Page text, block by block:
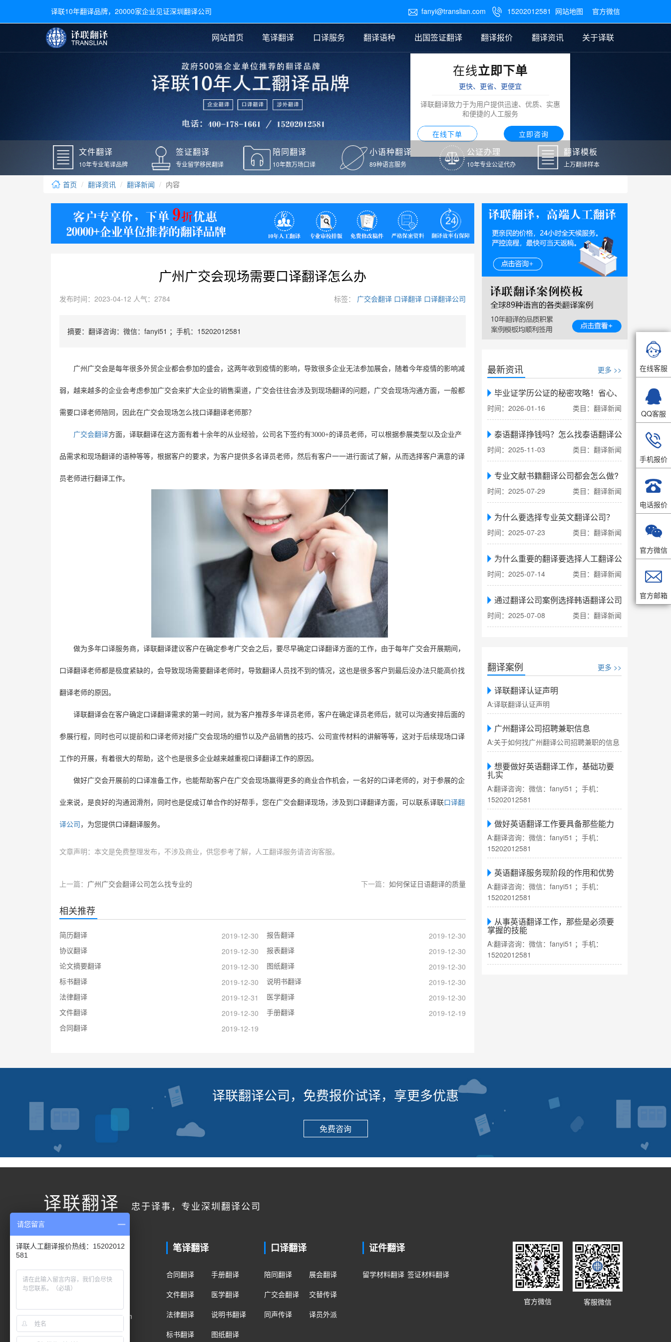
译联10年翻译品牌，20000家企业见证深圳翻译公司  fanyi@translian.com  15202012581 网站地图 官方微信
网站首页 笔译翻译
文件翻译 医学翻译 法律翻译 说明书翻译 图纸翻译
口译服务
广交会翻译 交替传译 同声传译
翻译语种
常用语种翻译
日语翻译
德语翻译
老挝语翻译 泰语翻译
葡萄牙语翻译
出国签证翻译
毕业证翻译
户口本翻译
学位证翻译
身份证翻译
签证材料翻译
银行流水翻译
驾照翻译
疫苗本翻译
新冠疫苗接种证明翻译
核酸检测报告英文版翻
译
翻译报价
笔译翻译报价
证件翻译报价
翻译资讯
公证样本
签证翻译
口译新闻
翻译新闻
关于译联
在线立即下单
更快、更省、更便宜
译联翻译致力于为用户提供迅速、优质、实惠
和便捷的人工服务
在线下单 立即咨询
文件翻译
10年专业笔译品牌
签证翻译
专业留学移民翻译
陪同翻译
10年数万场口译
小语种翻译
89种语言服务
公证办理
10年专业公证代办
翻译模板
上万翻译样本
首页 翻译资讯 翻译新闻 内容
广州广交会现场需要口译翻译怎么办
发布时间：2023-04-12 人气：2784 标签： 广交会翻译口译翻译口译翻译公司
摘要：翻译咨询：微信：fanyi51 ；手机：15202012581
广州广交会是每年很多外贸企业都会参加的盛会，这两年收到疫情的影响，导致很多企业无法参加展会，随着今年疫情的影响减
弱，越来越多的企业会考虑参加广交会来扩大企业的销售渠道，广交会往往会涉及到现场翻译的问题，广交会现场沟通方面，一般都
需要口译老师陪同，因此在广交会现场怎么找口译翻译老师那？
广交会翻译方面，译联翻译在这方面有着十余年的从业经验，公司名下签约有3000+的译员老师，可以根据参展类型以及企业产
品需求和现场翻译的语种等等，根据客户的要求，为客户提供多名译员老师，然后有客户一一进行面试了解，从而选择客户满意的译
员老师进行翻译工作。
做为多年口译服务商，译联翻译建议客户在确定参考广交会之后，要尽早确定口译翻译方面的工作，由于每年广交会开展期间，
口译翻译老师都是极度紧缺的，会导致现场需要翻译老师时，导致翻译人员找不到的情况，这也是很多客户到最后没办法只能高价找
翻译老师的原因。
译联翻译会在客户确定口译翻译需求的第一时间，就为客户推荐多年译员老师，客户在确定译员老师后，就可以沟通安排后面的
参展行程，同时也可以提前和口译老师对接广交会现场的细节以及产品销售的技巧、公司宣传材料的讲解等等，这对于后续现场口译
工作的开展，有着很大的帮助，这个也是很多企业越来越重视口译翻译工作的原因。
做好广交会开展前的口译准备工作，也能帮助客户在广交会现场赢得更多的商业合作机会，一名好的口译老师的，对于参展的企
业来说，是良好的沟通润滑剂，同时也是促成订单合作的好帮手，您在广交会翻译现场，涉及到口译翻译方面，可以联系译联口译翻
译公司 ，为您提供口译翻译服务。
文章声明：本文是免费整理发布，不涉及商业，供您参考了解，人工翻译服务请咨询客服。
上一篇： 广州广交会翻译公司怎么找专业的 下一篇： 如何保证日语翻译的质量
相关推荐
简历翻译 2019-12-30 报告翻译
2019-12-30
协议翻译
2019-12-30 报表翻译
2019-12-30
论文摘要翻译
2019-12-30 图纸翻译
2019-12-30
标书翻译
2019-12-30 说明书翻译
2019-12-30
法律翻译
2019-12-31 医学翻译
2019-12-30
文件翻译
2019-12-30 手册翻译
2019-12-19
合同翻译
2019-12-19
最新资讯 更多 >>
毕业证学历公证的秘密攻略！省心、省力、省时
时间：2026-01-16 类目：翻译新闻
泰语翻译挣钱吗？怎么找泰语翻译公司翻译
时间：2025-11-03 类目：翻译新闻
专业文献书籍翻译公司都会怎么做?
时间：2025-07-29 类目：翻译新闻
为什么要选择专业英文翻译公司？
时间：2025-07-23 类目：翻译新闻
为什么重要的翻译要选择人工翻译公司
时间：2025-07-14 类目：翻译新闻
通过翻译公司案例选择韩语翻译公司
时间：2025-07-08 类目：翻译新闻
翻译案例 更多 >>
译联翻译认证声明
A:译联翻译认证声明
广州翻译公司招聘兼职信息
A:关于如何找广州翻译公司招聘兼职的信息
想要做好英语翻译工作，基础功要
扎实
A:翻译咨询：微信：fanyi51 ；手机：
15202012581
做好英语翻译工作要具备那些能力
A:翻译咨询：微信：fanyi51 ；手机：
15202012581
英语翻译服务现阶段的作用和优势
A:翻译咨询：微信：fanyi51 ；手机：
15202012581
从事英语翻译工作，那些是必须要
掌握的技能
A:翻译咨询：微信：fanyi51 ；手机：
15202012581
译联翻译公司，免费报价试译，享更多优惠
免费咨询
译联翻译 忠于译事，专业深圳翻译公司
联系我们
客户服务
400电话：400-178-1661
Email：fanyi@translian.com
笔译翻译
合同翻译
手册翻译
文件翻译
医学翻译
法律翻译
说明书翻译
标书翻译
图纸翻译
口译翻译
陪同翻译
展会翻译
广交会翻译
交替传译
同声传译
译员外派
证件翻译
留学材料翻译 签证材料翻译
客服微信
官方微信

在线客服

QQ客服

手机报价

电话报价

官方微信

官方邮箱
请您留言
译联人工翻译报价热线：15202012
581